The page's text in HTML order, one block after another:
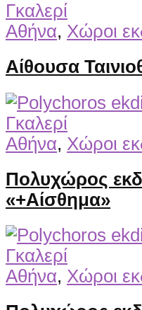
Γκαλερί
Αθήνα, Χώροι
Αίθουσα
Γκαλερί
Αθήνα, Χώροι
Πολυχώρος
«+Αίσθημα»
Γκαλερί
Αθήνα, Χώροι